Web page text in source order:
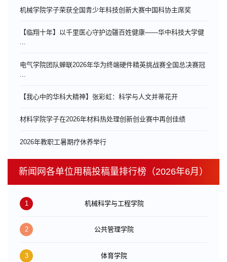
机械学院学子荣获全国青少年科技创新大赛中国科协主席奖
【临翔十年】以千里医心守护边疆百姓健康——华中科技大学健
...
电气学院团队蝉联2026年华为终端硬件精英挑战赛全国总决赛冠
【我心中的华科大精神】张彩虹：科学与人文并蒂花开
材料学院学子在2026年材料热处理创新创业赛中再创佳绩
​2026年教职工暑期疗休养举行
新闻网各单位用稿投稿量排行榜（2026年6月）
1 机械科学与工程学院
2 公共管理学院
3 体育学院